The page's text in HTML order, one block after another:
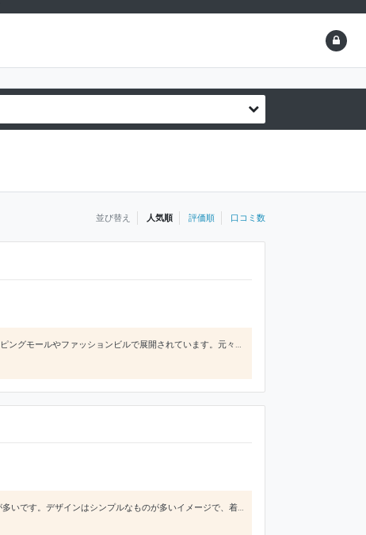
並び替え 人気順 評価順 口コミ数
niko and…は日本のファッションブランドでレディース、現在ではメンズも展開されていて、全国のショッピングモールやファッションビルで展開されています。元々はレディースのブランドでしたが、前述したように現在では柔らかな素材やゆったりとしたサイズ感、柔らかさを演出してくれるアイテムをメンズでもリリースしているので、カップルで着用できるところも魅力です。また、店内ではウェアのみならず、おしゃれなイン
ファストファッションよりちょっとお高めです。その分、デザインや生地がよく、長く着られそうなものが多いです。デザインはシンプルなものが多いイメージで、着回しもしやすいです。メンズもレディースもあるので、家族でよく買い物に行きます。